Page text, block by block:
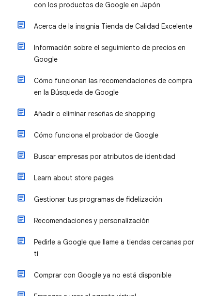
con los productos de Google en Japón
Acerca de la insignia Tienda de Calidad Excelente
Información sobre el seguimiento de precios en
Google
Cómo funcionan las recomendaciones de compra
en la Búsqueda de Google
Añadir o eliminar reseñas de shopping
Cómo funciona el probador de Google
Buscar empresas por atributos de identidad
Learn about store pages
Gestionar tus programas de fidelización
Recomendaciones y personalización
Pedirle a Google que llame a tiendas cercanas por
ti
Comprar con Google ya no está disponible